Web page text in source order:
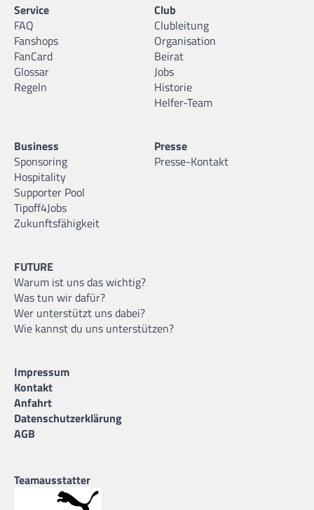
Service
FAQ
Fanshops
FanCard
Glossar
Regeln
Club
Clubleitung
Organisation
Beirat
Jobs
Historie
Helfer-Team
Business
Sponsoring
Hospitality
Supporter Pool
Tipoff4Jobs
Zukunftsfähigkeit
Presse
Presse-Kontakt
FUTURE
Warum ist uns das wichtig?
Was tun wir dafür?
Wer unterstützt uns dabei?
Wie kannst du uns unterstützen?
Impressum
Kontakt
Anfahrt
Datenschutzerklärung
AGB
Teamausstatter